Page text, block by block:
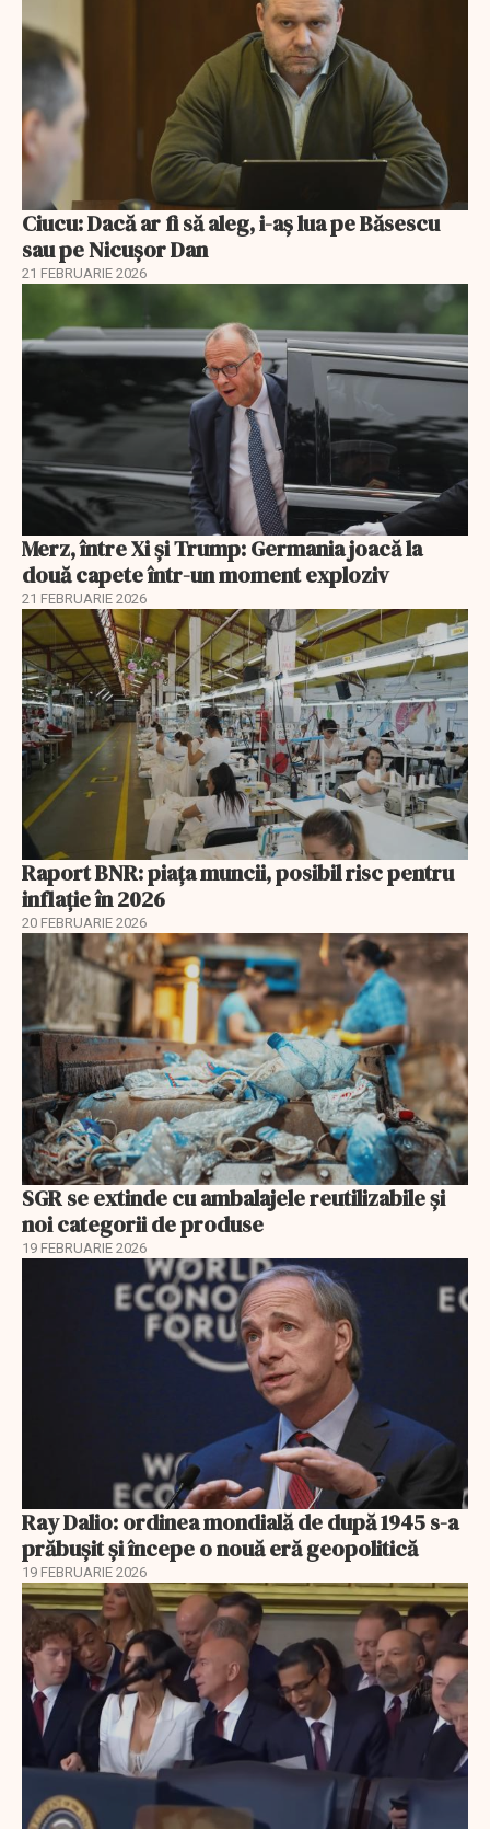
Ciucu: Dacă ar fi să aleg, i-aș lua pe Băsescu
sau pe Nicușor Dan
21 FEBRUARIE 2026
Merz, între Xi și Trump: Germania joacă la
două capete într-un moment exploziv
21 FEBRUARIE 2026
Raport BNR: piața muncii, posibil risc pentru
inflație în 2026
20 FEBRUARIE 2026
SGR se extinde cu ambalajele reutilizabile și
noi categorii de produse
19 FEBRUARIE 2026
Ray Dalio: ordinea mondială de după 1945 s-a
prăbușit și începe o nouă eră geopolitică
19 FEBRUARIE 2026